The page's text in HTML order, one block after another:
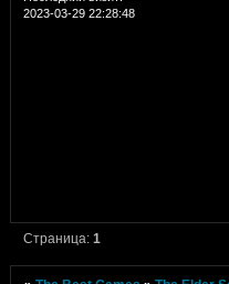
2023-03-29 22:28:48
Страница:1